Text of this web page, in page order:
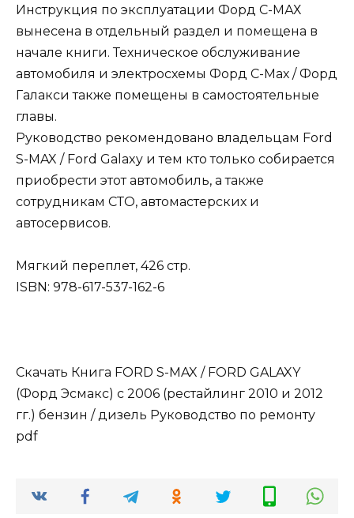
Инструкция по эксплуатации Форд С-МАХ
вынесена в отдельный раздел и помещена в
начале книги. Техническое обслуживание
автомобиля и электросхемы Форд С-Мах / Форд
Галакси также помещены в самостоятельные
главы.
Руководство рекомендовано владельцам Ford
S-MAX / Ford Galaxy и тем кто только собирается
приобрести этот автомобиль, а также
сотрудникам СТО, автомастерских и
автосервисов.
Мягкий переплет, 426 стр.
ISBN: 978-617-537-162-6
Скачать Книга FORD S-MAX / FORD GALAXY
(Форд Эсмакс) с 2006 (рестайлинг 2010 и 2012
гг.) бензин / дизель Руководство по ремонту
pdf